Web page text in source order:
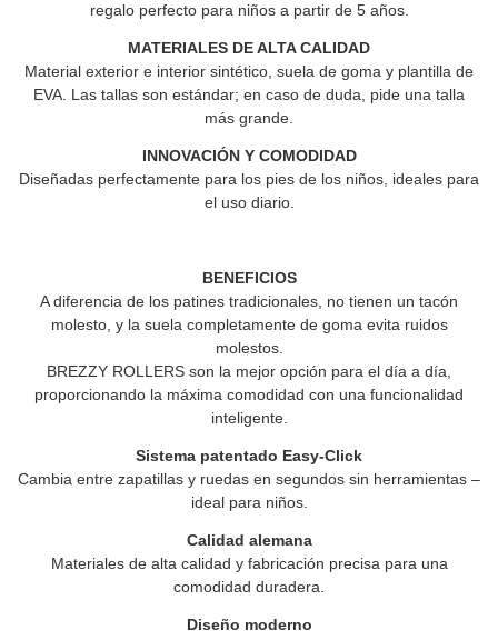
regalo perfecto para niños a partir de 5 años.
MATERIALES DE ALTA CALIDAD
Material exterior e interior sintético, suela de goma y plantilla de
EVA. Las tallas son estándar; en caso de duda, pide una talla
más grande.
INNOVACIÓN Y COMODIDAD
Diseñadas perfectamente para los pies de los niños, ideales para
el uso diario.
BENEFICIOS
A diferencia de los patines tradicionales, no tienen un tacón
molesto, y la suela completamente de goma evita ruidos
molestos.
BREZZY ROLLERS son la mejor opción para el día a día,
proporcionando la máxima comodidad con una funcionalidad
inteligente.
Sistema patentado Easy-Click
Cambia entre zapatillas y ruedas en segundos sin herramientas –
ideal para niños.
Calidad alemana
Materiales de alta calidad y fabricación precisa para una
comodidad duradera.
Diseño moderno